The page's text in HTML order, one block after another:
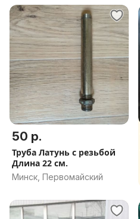
50 р.
Труба Латунь с резьбой
Длина 22 см.
Минск, Первомайский